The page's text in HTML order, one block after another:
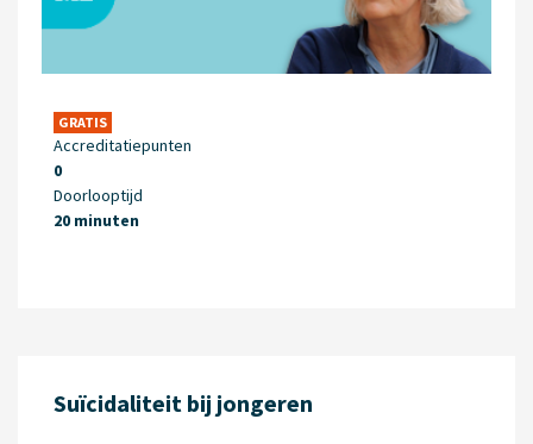
GRATIS
Accreditatiepunten
0
Doorlooptijd
20 minuten
Suïcidaliteit bij jongeren